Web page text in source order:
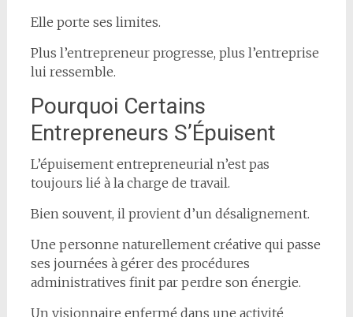
Elle porte ses limites.
Plus l’entrepreneur progresse, plus l’entreprise
lui ressemble.
Pourquoi Certains
Entrepreneurs S’Épuisent
L’épuisement entrepreneurial n’est pas
toujours lié à la charge de travail.
Bien souvent, il provient d’un désalignement.
Une personne naturellement créative qui passe
ses journées à gérer des procédures
administratives finit par perdre son énergie.
Un visionnaire enfermé dans une activité